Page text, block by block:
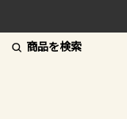
商品を検索